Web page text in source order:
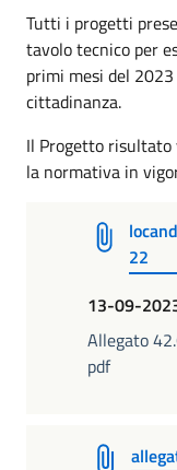
Tutti i progetti
tavolo tecnico per
primi mesi del
cittadinanza.
Il Progetto
la normativa in
22
13-09-
Allegato
pdf